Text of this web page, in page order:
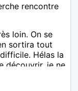
rencontre
loin. On se
sortira tout
Hélas la
découvrir, je ne
pour
se présente.